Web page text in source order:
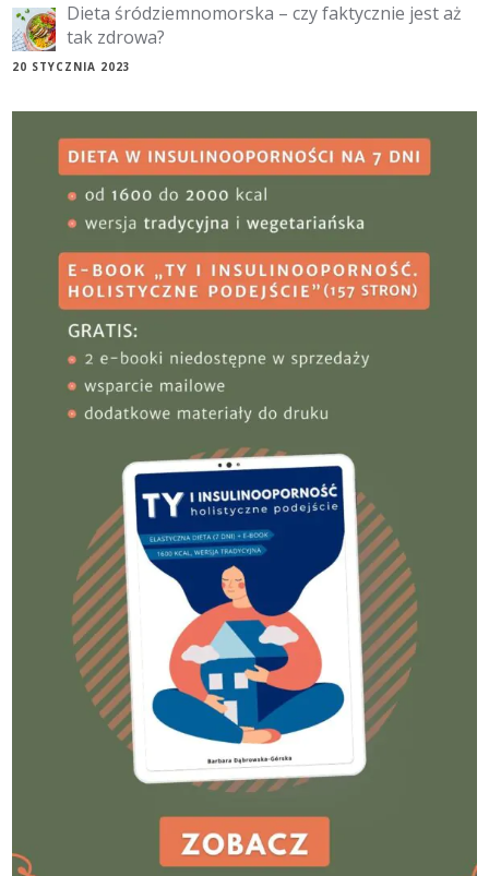
Dieta śródziemnomorska – czy faktycznie jest aż
tak zdrowa?
20 STYCZNIA 2023